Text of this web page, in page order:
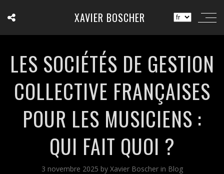
XAVIER BOSCHER
LES SOCIÉTÉS DE GESTION
COLLECTIVE FRANÇAISES
POUR LES MUSICIENS :
QUI FAIT QUOI ?
3 novembre 2025 by Xavier Boscher in Blog